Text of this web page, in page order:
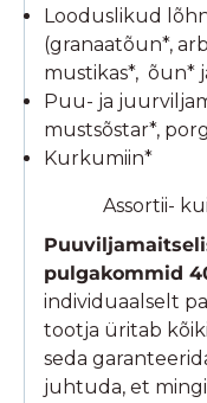
Looduslikud
(granaatõun*,
mustikas*, õun*
Puu- ja
mustsõstar*,
Kurkumiin*
Assortii-
pulgakommid
individuaalselt
tootja üritab kõiki
seda
juhtuda, et